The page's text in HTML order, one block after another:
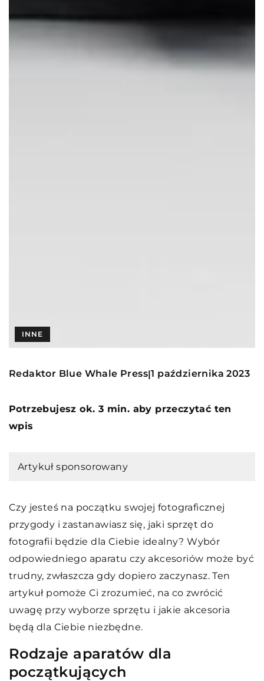
INNE
Redaktor Blue Whale Press|1 października 2023
Potrzebujesz ok. 3 min. aby przeczytać ten
wpis
Artykuł sponsorowany
Czy jesteś na początku swojej fotograficznej
przygody i zastanawiasz się, jaki sprzęt do
fotografii będzie dla Ciebie idealny? Wybór
odpowiedniego aparatu czy akcesoriów może być
trudny, zwłaszcza gdy dopiero zaczynasz. Ten
artykuł pomoże Ci zrozumieć, na co zwrócić
uwagę przy wyborze sprzętu i jakie akcesoria
będą dla Ciebie niezbędne.
Rodzaje aparatów dla
początkujących